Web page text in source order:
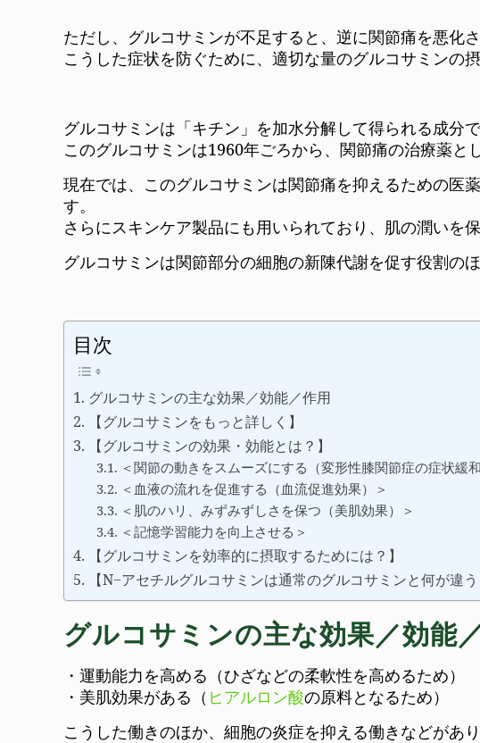
ただし、グルコサミンが不足すると、逆に関節痛を悪化
こうした症状を防ぐために、適切な量のグルコサミンの
グルコサミンは「キチン」を加水分解して得られる成分
このグルコサミンは1960年ごろから、関節痛の治療薬と
現在では、このグルコサミンは関節痛を抑えるための医
す。
さらにスキンケア製品にも用いられており、肌の潤いを
グルコサミンは関節部分の細胞の新陳代謝を促す役割の
目次
グルコサミンの主な効果／効能／作用
【グルコサミンをもっと詳しく】
【グルコサミンの効果・効能とは？】
＜関節の動きをスムーズにする（変形性膝関節症の症状緩
＜血液の流れを促進する（血流促進効果）＞
＜肌のハリ、みずみずしさを保つ（美肌効果）＞
＜記憶学習能力を向上させる＞
【グルコサミンを効率的に摂取するためには？】
【N−アセチルグルコサミンは通常のグルコサミンと何が違う
グルコサミンの主な効果／効能
・運動能力を高める（ひざなどの柔軟性を高めるため）
・美肌効果がある（ ヒアルロン酸の原料となるため）
こうした働きのほか、細胞の炎症を抑える働きなどがあり